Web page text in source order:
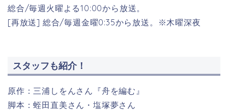
総合/毎週火曜よる10:00から放送。
[再放送] 総合/毎週金曜0:35から放送。※木曜深夜
スタッフも紹介！
原作：三浦しをんさん『舟を編む』
脚本：蛭田直美さん・塩塚夢さん